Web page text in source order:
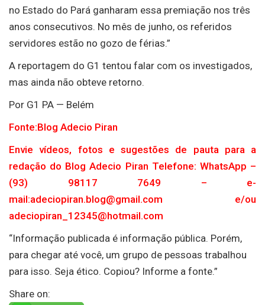
no Estado do Pará ganharam essa premiação nos três
anos consecutivos. No mês de junho, os referidos
servidores estão no gozo de férias.”
A reportagem do G1 tentou falar com os investigados,
mas ainda não obteve retorno.
Por G1 PA — Belém
Fonte:Blog Adecio Piran
Envie vídeos, fotos e sugestões de pauta para a
redação do Blog Adecio Piran Telefone: WhatsApp –
(93) 98117 7649 – e-
mail:adeciopiran.blog@gmail.com e/ou
adeciopiran_12345@hotmail.com
“Informação publicada é informação pública. Porém,
para chegar até você, um grupo de pessoas trabalhou
para isso. Seja ético. Copiou? Informe a fonte.”
Share on: